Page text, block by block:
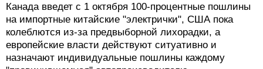
Канада введет с 1 октября 100-процентные пошлины
на импортные китайские "электрички", США пока
колеблются из-за предвыборной лихорадки, а
европейские власти действуют ситуативно и
назначают индивидуальные пошлины каждому